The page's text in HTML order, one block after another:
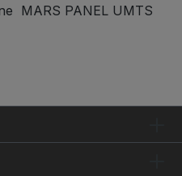
MARS PANEL UMTS